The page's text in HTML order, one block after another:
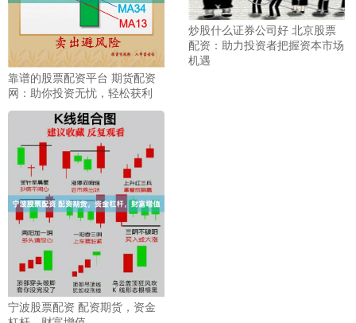
靠谱的股票配资平台 期货配资
网：助你投资无忧，轻松获利
炒股什么证券公司好 北京股票
配资：助力投资者把握资本市场
机遇
宁波股票配资 配资期货，资金